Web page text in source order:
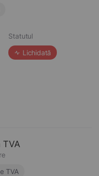
Statutul
Lichidată
TVA